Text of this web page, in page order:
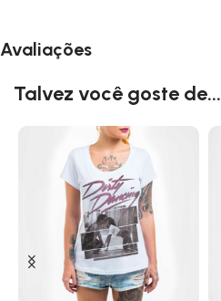
Avaliações
Talvez você goste de...